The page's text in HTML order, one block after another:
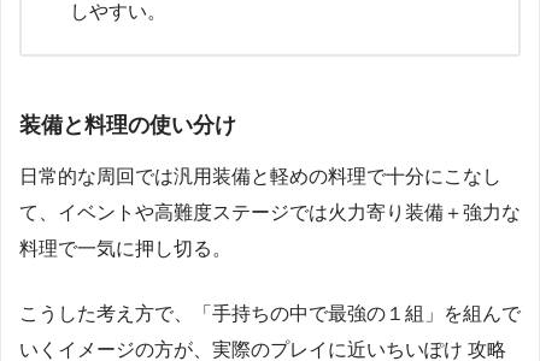
しやすい。
装備と料理の使い分け
日常的な周回では汎用装備と軽めの料理で十分にこなし
て、イベントや高難度ステージでは火力寄り装備＋強力な
料理で一気に押し切る。
こうした考え方で、「手持ちの中で最強の１組」を組んで
いくイメージの方が、実際のプレイに近いちいぽけ 攻略